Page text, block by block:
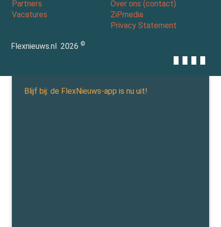
Partners
Vacatures
Over ons (contact)
ZiPmedia
Privacy Statement
Flexnieuws.nl 2026 ©
Blijf bij: de FlexNieuws-app is nu uit!